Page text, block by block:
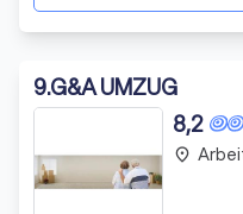
9.G&A UMZUG
8,2
place